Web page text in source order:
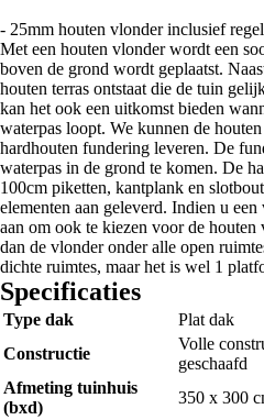
- 25mm houten vlonder inclusief
Met een houten vlonder wordt een
boven de grond wordt geplaatst.
houten terras ontstaat die de tuin
kan het ook een uitkomst bieden
waterpas loopt. We kunnen de
hardhouten fundering leveren. De
waterpas in de grond te komen. De
100cm piketten, kantplank en
elementen aan geleverd. Indien u
aan om ook te kiezen voor de
dan de vlonder onder alle open
dichte ruimtes, maar het is wel 1
Specificaties
Type dak
Plat dak
Constructie
Volle
geschaafd
Afmeting tuinhuis
(bxd)
350 x 300